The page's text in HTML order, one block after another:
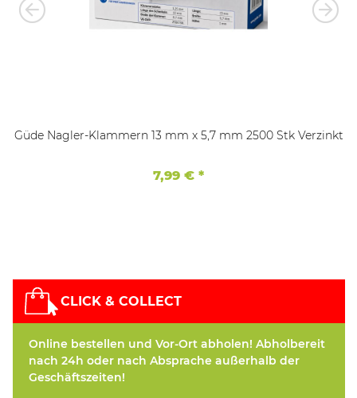
Güde Nagler-Klammern 13 mm x 5,7 mm 2500 Stk Verzinkt
7,99 € *
CLICK & COLLECT
Online bestellen und Vor-Ort abholen! Abholbereit
nach 24h oder nach Absprache außerhalb der
Geschäftszeiten!